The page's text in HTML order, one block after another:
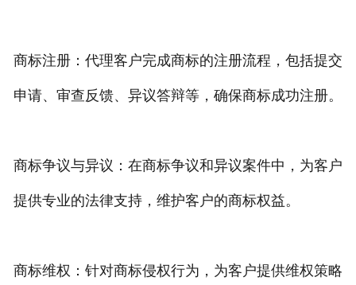
商标注册：代理客户完成商标的注册流程，包括提交
申请、审查反馈、异议答辩等，确保商标成功注册。
商标争议与异议：在商标争议和异议案件中，为客户
提供专业的法律支持，维护客户的商标权益。
商标维权：针对商标侵权行为，为客户提供维权策略